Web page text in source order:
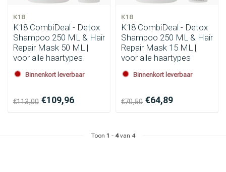
K18
K18 CombiDeal - Detox
Shampoo 250 ML & Hair
Repair Mask 50 ML |
voor alle haartypes
Binnenkort leverbaar
€113,00 €109,96
K18
K18 CombiDeal - Detox
Shampoo 250 ML & Hair
Repair Mask 15 ML |
voor alle haartypes
Binnenkort leverbaar
€70,50 €64,89
Toon 1 - 4van 4